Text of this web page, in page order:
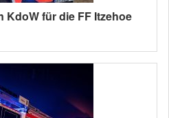
KdoW für die FF Itzehoe